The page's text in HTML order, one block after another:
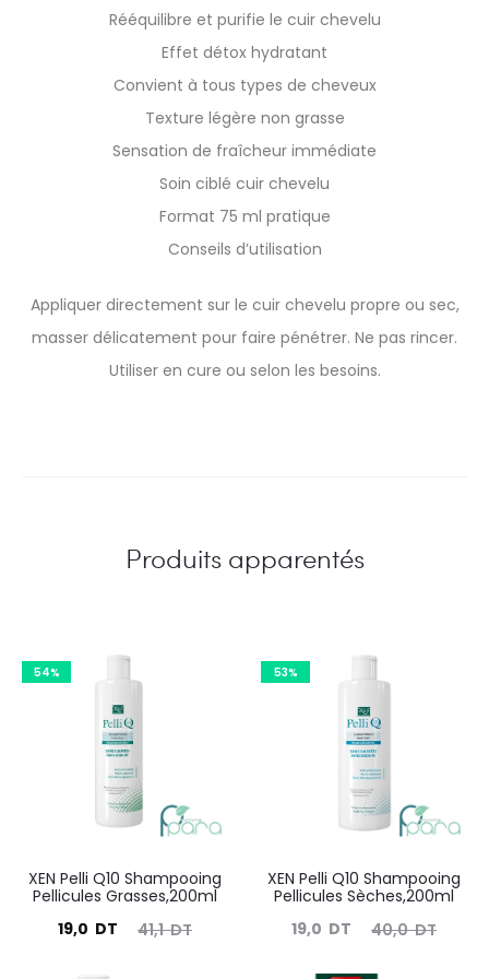
Rééquilibre et purifie le cuir chevelu
Effet détox hydratant
Convient à tous types de cheveux
Texture légère non grasse
Sensation de fraîcheur immédiate
Soin ciblé cuir chevelu
Format 75 ml pratique
Conseils d’utilisation
Appliquer directement sur le cuir chevelu propre ou sec,
masser délicatement pour faire pénétrer. Ne pas rincer.
Utiliser en cure ou selon les besoins.
Produits apparentés
54%
XEN Pelli Q10 Shampooing
Pellicules Grasses,200ml
41,1DT
Le
19,0 DT
Le
53%
XEN Pelli Q10 Shampooing
Pellicules Sèches,200ml
40,0DT
Le
19,0 DT
Le